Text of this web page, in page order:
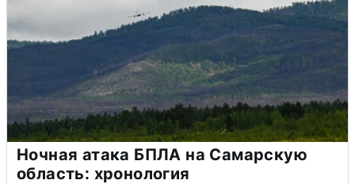
Ночная атака БПЛА на Самарскую
область: хронология